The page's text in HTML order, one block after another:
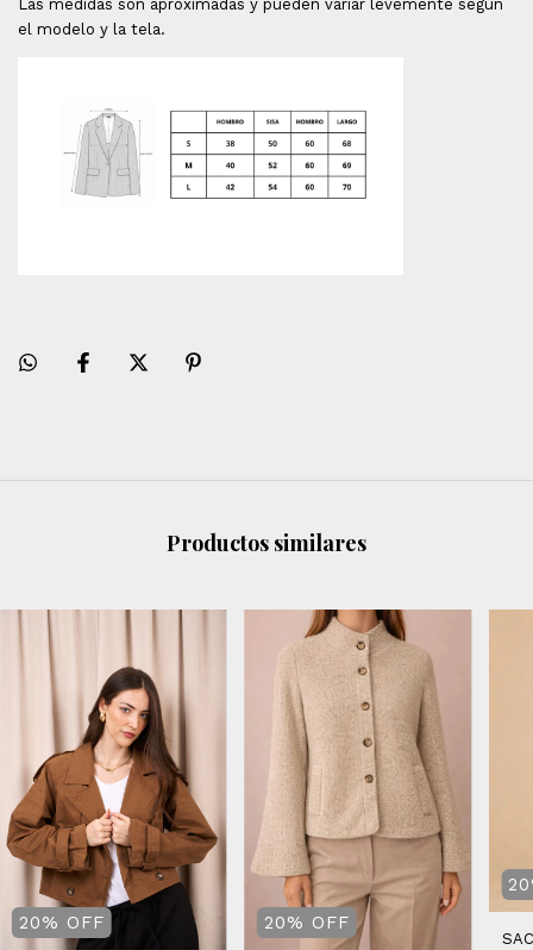
Las medidas son aproximadas y pueden variar levemente según
el modelo y la tela.
Productos similares
20% OFF 20% OFF
20